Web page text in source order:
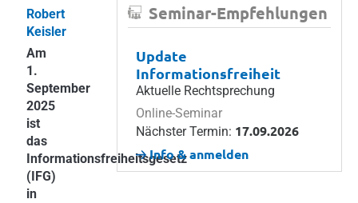
Robert
Keisler
Am
1.
September
2025
ist
das
Informationsfreiheitsgesetz
(IFG)
in
Seminar-Empfehlungen
Update
Informationsfreiheit
Aktuelle Rechtsprechung
Online-Seminar
Nächster Termin: 17.09.2026
Info & anmelden